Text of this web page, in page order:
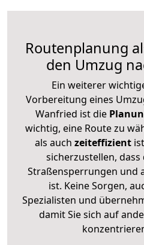
Routenplanung
den Umzug
Ein weiterer
Vorbereitung eines
Wanfried ist die
wichtig, eine Route zu
als auch zeiteffizient
sicherzustellen,
Straßensperrungen und
ist. Keine Sorgen,
Spezialisten und
damit Sie sich auf